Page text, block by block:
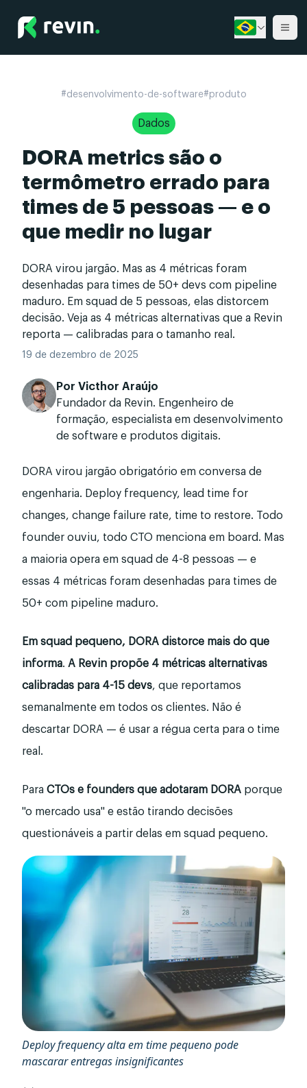
Revin
#desenvolvimento-de-software#produto
Dados
DORA metrics são o
termômetro errado para
times de 5 pessoas — e o
que medir no lugar
DORA virou jargão. Mas as 4 métricas foram
desenhadas para times de 50+ devs com pipeline
maduro. Em squad de 5 pessoas, elas distorcem
decisão. Veja as 4 métricas alternativas que a Revin
reporta — calibradas para o tamanho real.
19 de dezembro de 2025
Por Victhor Araújo
Fundador da Revin. Engenheiro de
formação, especialista em desenvolvimento
de software e produtos digitais.
DORA virou jargão obrigatório em conversa de
engenharia. Deploy frequency, lead time for
changes, change failure rate, time to restore. Todo
founder ouviu, todo CTO menciona em board. Mas
a maioria opera em squad de 4-8 pessoas — e
essas 4 métricas foram desenhadas para times de
50+ com pipeline maduro.
Em squad pequeno, DORA distorce mais do que
informa. A Revin propõe 4 métricas alternativas
calibradas para 4-15 devs, que reportamos
semanalmente em todos os clientes. Não é
descartar DORA — é usar a régua certa para o time
real.
Para CTOs e founders que adotaram DORA porque
"o mercado usa" e estão tirando decisões
questionáveis a partir delas em squad pequeno.
Deploy frequency alta em time pequeno pode
mascarar entregas insignificantes